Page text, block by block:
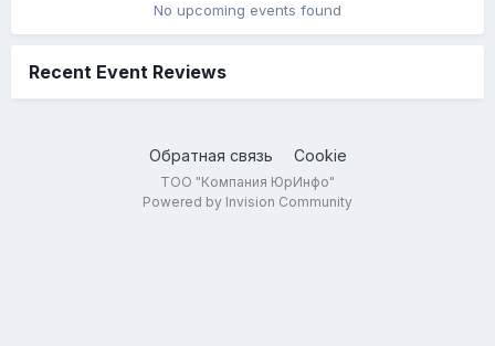
No upcoming events found
Recent Event Reviews
Обратная связь Cookie
ТОО "Компания ЮрИнфо"
Powered by Invision Community